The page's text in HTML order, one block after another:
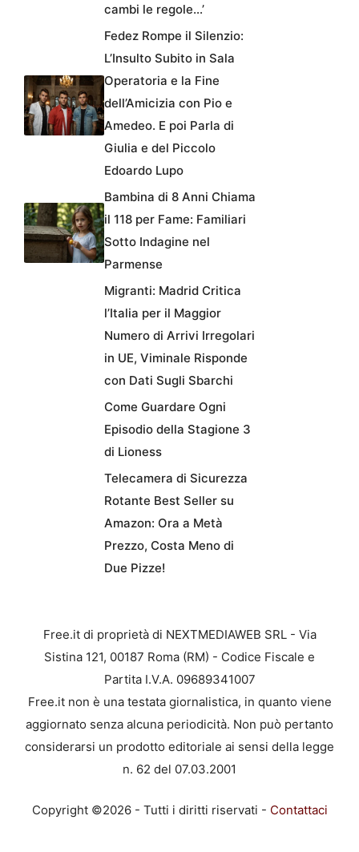
cambi le regole…’
Fedez Rompe il Silenzio:
L’Insulto Subito in Sala
Operatoria e la Fine
dell’Amicizia con Pio e
Amedeo. E poi Parla di
Giulia e del Piccolo
Edoardo Lupo
Bambina di 8 Anni Chiama
il 118 per Fame: Familiari
Sotto Indagine nel
Parmense
Migranti: Madrid Critica
l’Italia per il Maggior
Numero di Arrivi Irregolari
in UE, Viminale Risponde
con Dati Sugli Sbarchi
Come Guardare Ogni
Episodio della Stagione 3
di Lioness
Telecamera di Sicurezza
Rotante Best Seller su
Amazon: Ora a Metà
Prezzo, Costa Meno di
Due Pizze!
Free.it di proprietà di NEXTMEDIAWEB SRL - Via
Sistina 121, 00187 Roma (RM) - Codice Fiscale e
Partita I.V.A. 09689341007
Free.it non è una testata giornalistica, in quanto viene
aggiornato senza alcuna periodicità. Non può pertanto
considerarsi un prodotto editoriale ai sensi della legge
n. 62 del 07.03.2001
Copyright ©2026 - Tutti i diritti riservati - Contattaci